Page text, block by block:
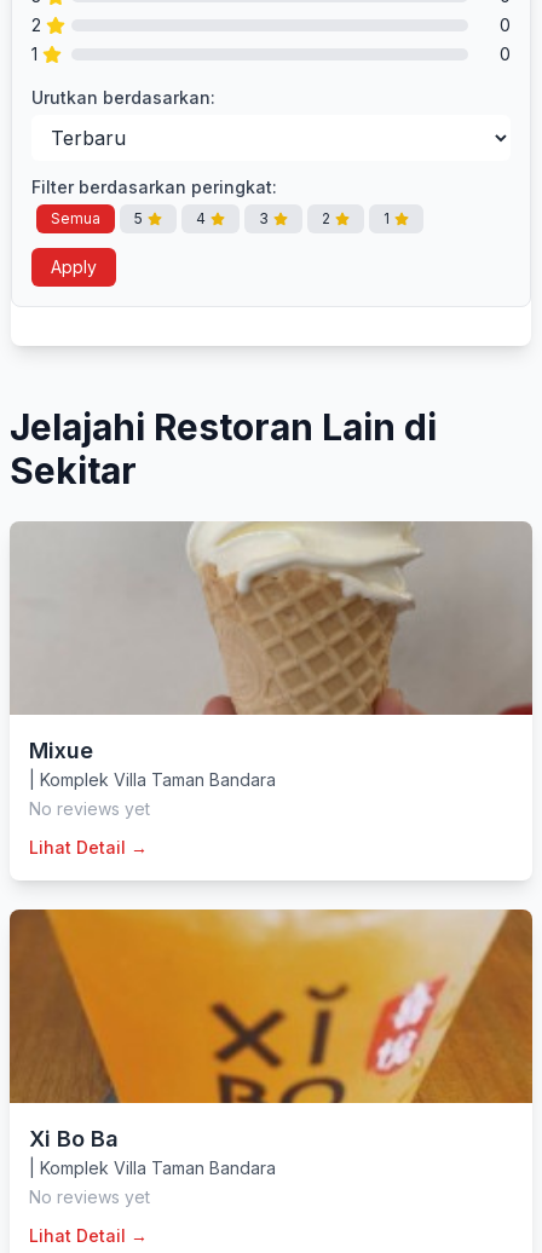
2
0
1
0
Urutkan berdasarkan:
Filter berdasarkan peringkat:
Semua 5 4 3 2 1
Apply
Jelajahi Restoran Lain di
Sekitar
Mixue
Komplek Villa Taman Bandara
No reviews yet
Lihat Detail →
Xi Bo Ba
Komplek Villa Taman Bandara
No reviews yet
Lihat Detail →